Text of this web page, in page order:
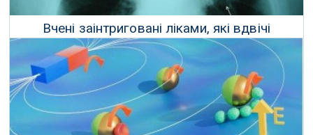
Вчені заінтриговані ліками, які вдвічі
знижують смертність від раку легень
08 Червня 2023 р.